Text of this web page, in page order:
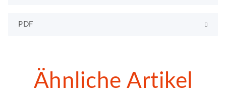
PDF
Ähnliche Artikel